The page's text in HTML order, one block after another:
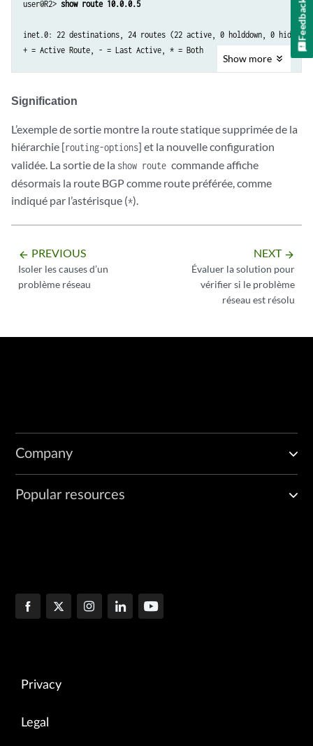
user@R2> show route 10.0.0.5
inet.0: 22 destinations, 24 routes (22 active, 0 holddown, 0 hidden)
+ = Active Route, - = Last Active, * = Both
Show more
Signification
L’exemple de sortie montre la route statique supprimée de la
hiérarchie [routing-options] et la nouvelle configuration
validée. La sortie de la show route commande affiche
désormais la route BGP comme route préférée, comme
indiqué par l’astérisque (*).
arrow_backward PREVIOUS
Isoler les causes d’un
problème réseau
NEXT arrow_forward
Évaluer la solution pour
vérifier si le problème
réseau est résolu
Company
Popular resources
Privacy
Legal
Feedback